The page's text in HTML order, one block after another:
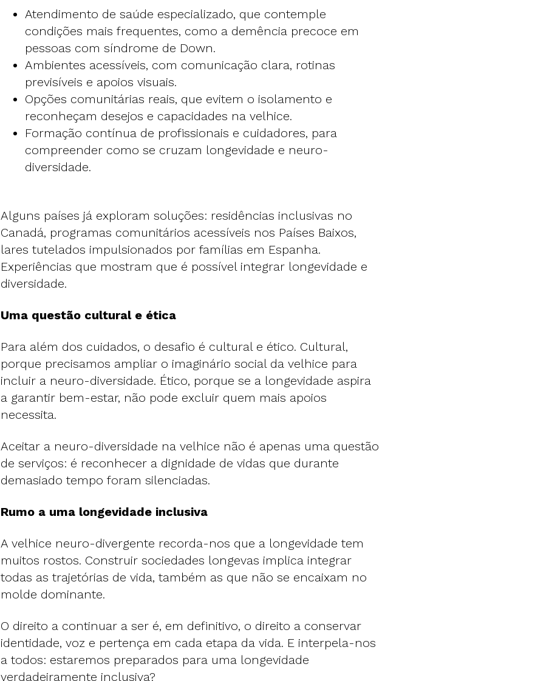
Atendimento de saúde especializado, que contemple
condições mais frequentes, como a demência precoce em
pessoas com síndrome de Down.
Ambientes acessíveis, com comunicação clara, rotinas
previsíveis e apoios visuais.
Opções comunitárias reais, que evitem o isolamento e
reconheçam desejos e capacidades na velhice.
Formação contínua de profissionais e cuidadores, para
compreender como se cruzam longevidade e neuro-
diversidade.
Alguns países já exploram soluções: residências inclusivas no
Canadá, programas comunitários acessíveis nos Países Baixos,
lares tutelados impulsionados por famílias em Espanha.
Experiências que mostram que é possível integrar longevidade e
diversidade.
Uma questão cultural e ética
Para além dos cuidados, o desafio é cultural e ético. Cultural,
porque precisamos ampliar o imaginário social da velhice para
incluir a neuro-diversidade. Ético, porque se a longevidade aspira
a garantir bem-estar, não pode excluir quem mais apoios
necessita.
Aceitar a neuro-diversidade na velhice não é apenas uma questão
de serviços: é reconhecer a dignidade de vidas que durante
demasiado tempo foram silenciadas.
Rumo a uma longevidade inclusiva
A velhice neuro-divergente recorda-nos que a longevidade tem
muitos rostos. Construir sociedades longevas implica integrar
todas as trajetórias de vida, também as que não se encaixam no
molde dominante.
O direito a continuar a ser é, em definitivo, o direito a conservar
identidade, voz e pertença em cada etapa da vida. E interpela-nos
a todos: estaremos preparados para uma longevidade
verdadeiramente inclusiva?